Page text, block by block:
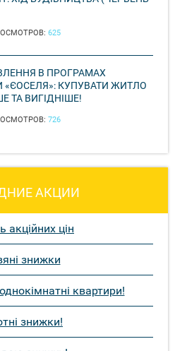
625
В ПРОГРАМАХ
КУПУВАТИ ЖИТЛО
ТА ВИГІДНІШЕ!
726
АКЦИИ
акційних цін
знижки
квартири!
знижки!